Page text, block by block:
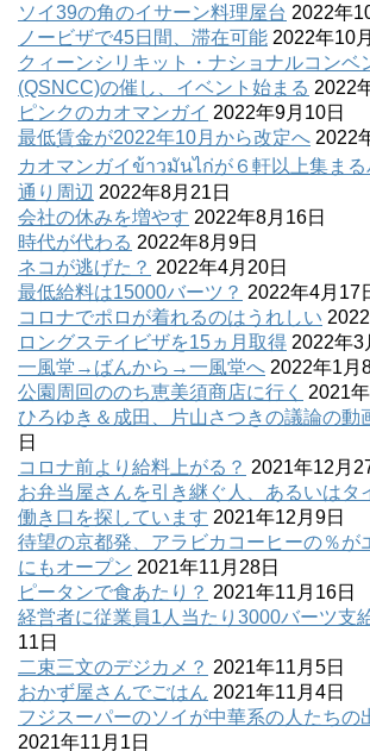
ソイ39の角のイサーン料理屋台 2022年
ノービザで45日間、滞在可能 2022年10
クィーンシリキット・ナショナルコンベ
(QSNCC)の催し、イベント始まる 2022
ピンクのカオマンガイ 2022年9月10日
最低賃金が2022年10月から改定へ 2022
カオマンガイข้าวมันไก่が６軒以上集ま
通り周辺 2022年8月21日
会社の休みを増やす 2022年8月16日
時代が代わる 2022年8月9日
ネコが逃げた？ 2022年4月20日
最低給料は15000バーツ？ 2022年4月17
コロナでポロが着れるのはうれしい
ロングステイビザを15ヵ月取得 2022年3
一風堂→ばんから→一風堂へ 2022年1月
公園周回ののち恵美須商店に行く
2021
ひろゆき＆成田、片山さつきの議論の動
日
コロナ前より給料上がる？ 2021年12月
お弁当屋さんを引き継ぐ人、あるいはタ
働き口を探しています 2021年12月9日
待望の京都発、アラビカコーヒーの％が
にもオープン 2021年11月28日
ピータンで食あたり？ 2021年11月16日
経営者に従業員1人当たり3000バーツ支
11日
二束三文のデジカメ？ 2021年11月5日
おかず屋さんでごはん 2021年11月4日
フジスーパーのソイが中華系の人たちの
2021年11月1日